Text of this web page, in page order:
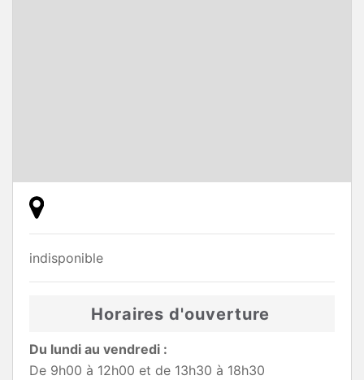
indisponible
Horaires d'ouverture
Du lundi au vendredi :
De 9h00 à 12h00 et de 13h30 à 18h30